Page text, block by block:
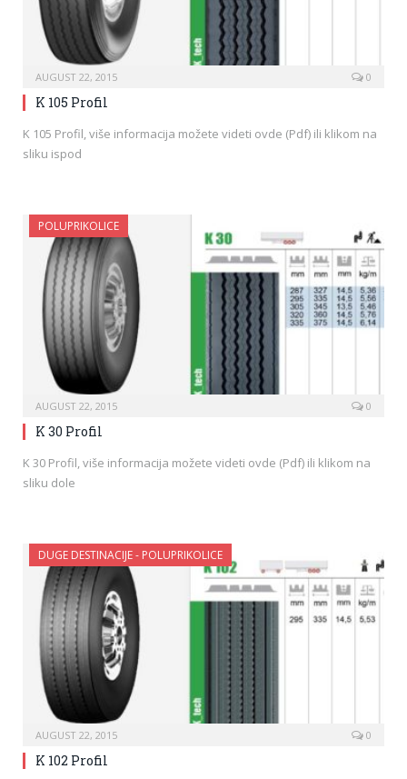
AUGUST 22, 2015 0
K 105 Profil
K 105 Profil, više informacija možete videti ovde (Pdf) ili klikom na
sliku ispod
POLUPRIKOLICE
AUGUST 22, 2015 0
K 30 Profil
K 30 Profil, više informacija možete videti ovde (Pdf) ili klikom na
sliku dole
DUGE DESTINACIJE - POLUPRIKOLICE
AUGUST 22, 2015 0
K 102 Profil